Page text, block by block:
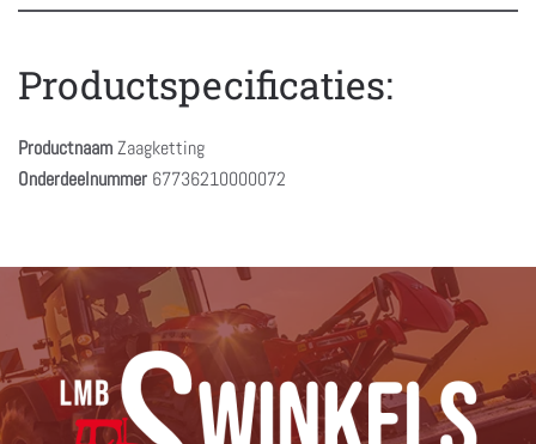
Productspecificaties:
ProductnaamZaagketting
Onderdeelnummer 67736210000072